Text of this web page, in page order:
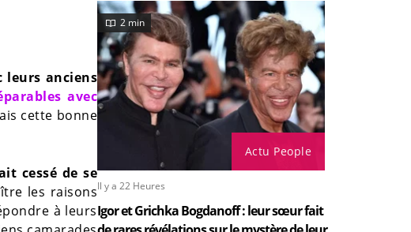
leurs anciens
avec
cette bonne
cessé de se
les raisons
à leurs
Actu People
2 min
Il y a 22 Heures
Igor et Grichka Bogdanoff : leur sœur fait